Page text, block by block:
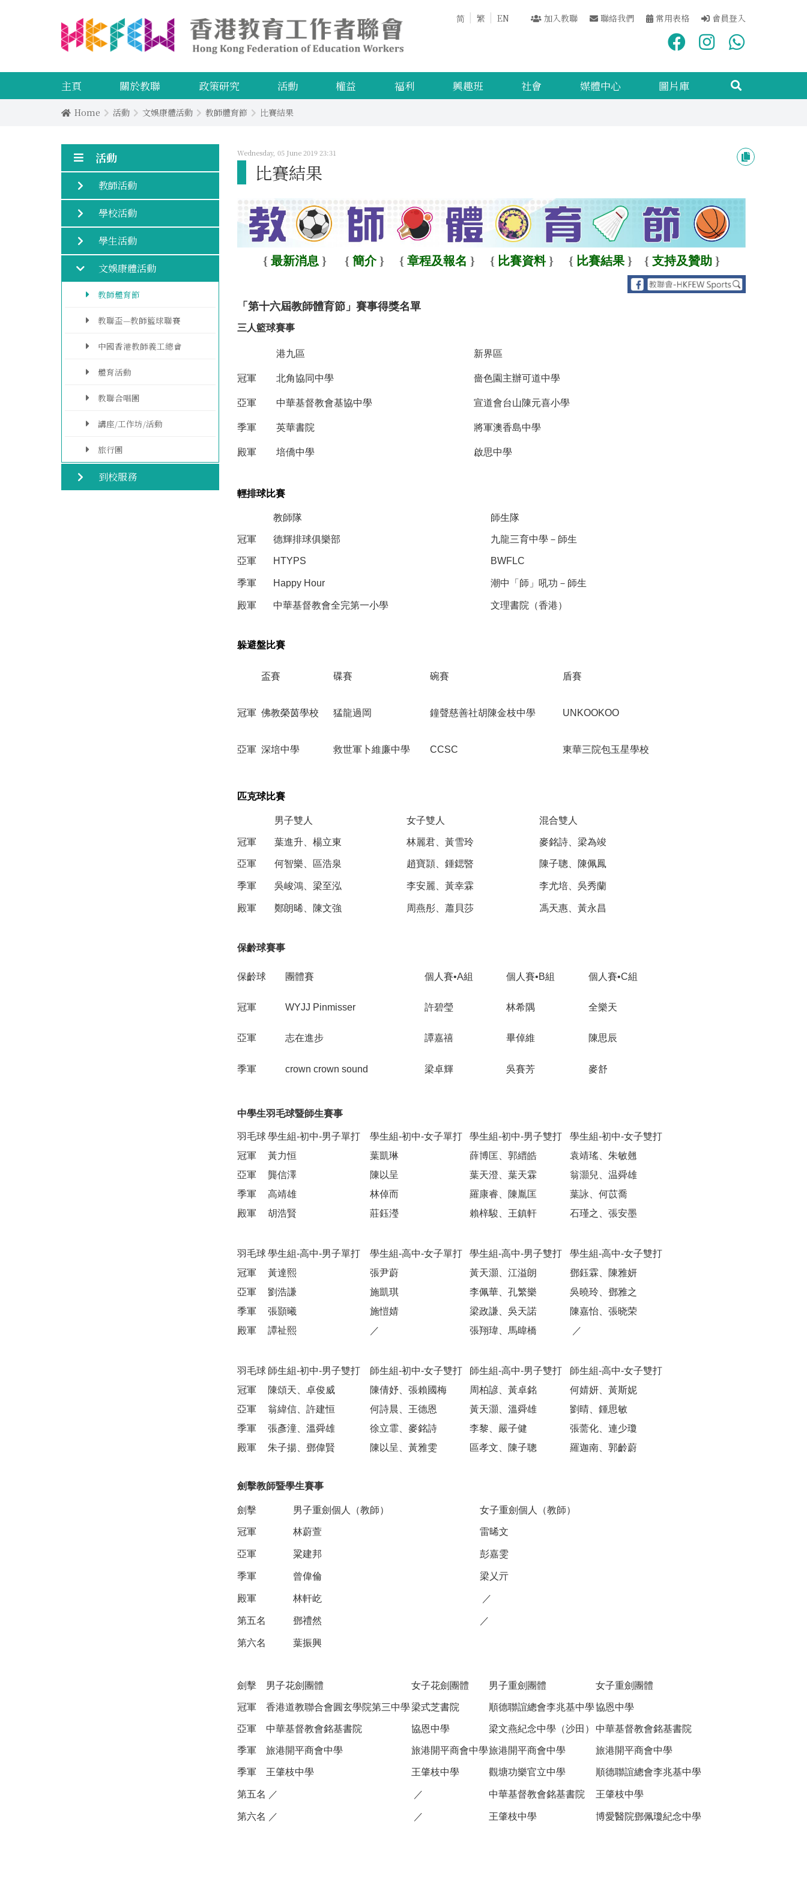
简 繁 EN 加入教聯 聯絡我們 常用表格 會員登入
主頁 關於教聯 政策研究 活動 權益 福利 興趣班 社會 媒體中心 圖片庫
Home 活動 文娛康體活動 教師體育節 比賽結果
活動
教師活動
學校活動
學生活動
文娛康體活動
教師體育節
教聯盃—教師籃球聯賽
中國香港教師義工總會
體育活動
教聯合唱團
講座/工作坊/活動
旅行團
到校服務
Wednesday, 05 June 2019 23:31
比賽結果
{ 最新消息 } { 簡介} { 章程及報名 } { 比賽資料} { 比賽結果} { 支持及贊助}
「第十六屆教師體育節」賽事得獎名單
三人籃球賽事
港九區 新界區
冠軍 北角協同中學 嗇色園主辦可道中學
亞軍 中華基督教會基協中學 宣道會台山陳元喜小學
季軍 英華書院 將軍澳香島中學
殿軍 培僑中學 啟思中學
輕排球比賽
教師隊 師生隊
冠軍 德輝排球俱樂部 九龍三育中學－師生
亞軍 HTYPS BWFLC
季軍 Happy Hour 潮中「師」吼功－師生
殿軍 中華基督教會全完第一小學 文理書院（香港）
躲避盤比賽
盃賽 碟賽 碗賽 盾賽
冠軍 佛教榮茵學校 猛龍過岡 鐘聲慈善社胡陳金枝中學 UNKOOKOO
亞軍 深培中學 救世軍卜維廉中學 CCSC 東華三院包玉星學校
匹克球比賽
男子雙人 女子雙人 混合雙人
冠軍 葉進升、楊立東 林麗君、黃雪玲 麥銘詩、梁為竣
亞軍 何智樂、區浩泉 趙寶頴、鍾鍶暋 陳子聰、陳佩鳳
季軍 吳峻鴻、梁至泓 李安麗、黃幸霖 李尤培、吳秀蘭
殿軍 鄭朗晞、陳文強 周燕彤、蕭貝莎 馮天惠、黃永昌
保齡球賽事
保齡球 團體賽 個人賽•A組 個人賽•B組 個人賽•C組
冠軍 WYJJ Pinmisser 許碧瑩 林希隅 全樂天
亞軍 志在進步 譚嘉禧 畢倬維 陳思辰
季軍 crown crown sound 梁卓輝 吳賽芳 麥舒
中學生羽毛球暨師生賽事
羽毛球 學生組-初中-男子單打 學生組-初中-女子單打 學生組-初中-男子雙打
學生組-初中-女子雙打
冠軍
黃力恒 葉凱琳 薛博匡、郭縉皓
袁靖瑤、朱敏翹
亞軍
龔信澤 陳以呈 葉天澄、葉天霖
翁灝兒、温舜雄
季軍
高靖雄 林倬而 羅康睿、陳胤匡
葉詠、何苡喬
殿軍
胡浩賢 莊鈺瀅 賴梓駿、王鎮軒 石瑾之、張安墨
羽毛球 學生組-高中-男子單打 學生組-高中-女子單打 學生組-高中-男子雙打
學生組-高中-女子雙打
冠軍
黃達熙 張尹蔚 黃天灝、江溢朗
鄧鈺霖、陳雅妍
亞軍
劉浩謙 施凱琪 李佩華、孔繁樂
吳曉玲、鄧雅之
季軍
張顥曦 施愷婧 梁政謙、吳天諾
陳嘉怡、張晓荣
殿軍
譚祉熙 ／ 張翔瑋、馬暐橋 ／
羽毛球 師生組-初中-男子雙打 師生組-初中-女子雙打 師生組-高中-男子雙打
師生組-高中-女子雙打
冠軍
陳頌天、卓俊威 陳倩妤、張賴國梅 周柏諺、黃卓銘
何婧妍、黃斯妮
亞軍
翁緯信、許建恒 何詩晨、王德恩 黃天灝、溫舜雄
劉晴、鍾思敏
季軍
張彥潼、溫舜雄 徐立霏、麥銘詩 李黎、嚴子健
張薷化、連少瓊
殿軍
朱子揚、鄧偉賢 陳以呈、黃雅雯 區孝文、陳子聰 羅迦南、郭齡蔚
劍擊教師暨學生賽事
劍擊 男子重劍個人（教師） 女子重劍個人（教師）
冠軍 林蔚萱 雷晞文
亞軍 粱建邦 彭嘉雯
季軍 曾偉倫 梁乂亓
殿軍 林軒屹 ／
第五名 鄧禮然 ／
第六名 葉振興
劍擊 男子花劍團體 女子花劍團體 男子重劍團體 女子重劍團體
冠軍 香港道教聯合會圓玄學院第三中學梁式芝書院 順德聯誼總會李兆基中學協恩中學
亞軍 中華基督教會銘基書院 協恩中學 梁文燕紀念中學（沙田） 中華基督教會銘基書院
季軍 旅港開平商會中學 旅港開平商會中學旅港開平商會中學 旅港開平商會中學
季軍 王肇枝中學 王肇枝中學 觀塘功樂官立中學 順德聯誼總會李兆基中學
第五名 ／ ／ 中華基督教會銘基書院 王肇枝中學
第六名 ／ ／ 王肇枝中學 博愛醫院鄧佩瓊紀念中學